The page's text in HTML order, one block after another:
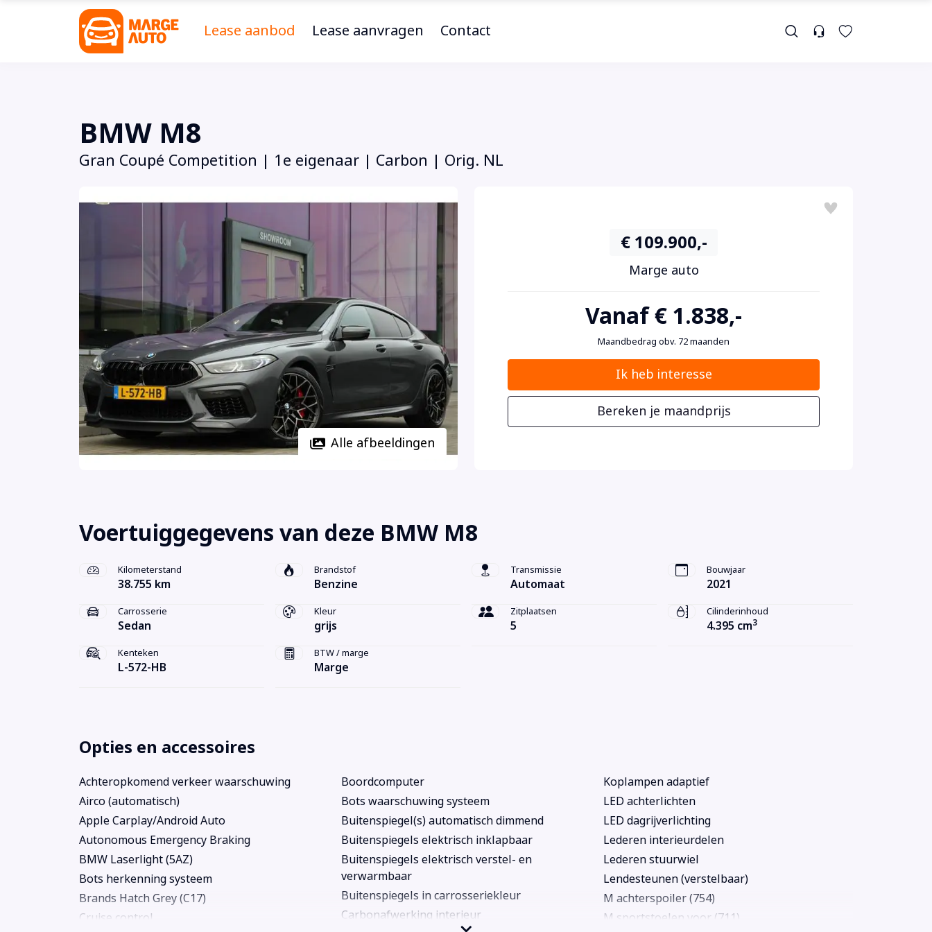
Lease aanbod Lease aanvragen Contact
BMW M8
Gran Coupé Competition | 1e eigenaar | Carbon | Orig. NL
Alle afbeeldingen
€ 109.900,-
Marge auto
Vanaf € 1.838,-
Maandbedrag obv. 72 maanden
Ik heb interesse
Bereken je maandprijs
Voertuiggegevens van deze BMW M8
Kilometerstand
38.755 km
Brandstof
Benzine
Transmissie
Automaat
Bouwjaar
2021
Carrosserie
Sedan
Kleur
grijs
Zitplaatsen
5
Cilinderinhoud
4.395 cm3
Kenteken
L-572-HB
BTW / marge
Marge
Opties en accessoires
Achteropkomend verkeer waarschuwing
Airco (automatisch)
Apple Carplay/Android Auto
Autonomous Emergency Braking
BMW Laserlight (5AZ)
Bots herkenning systeem
Brands Hatch Grey (C17)
Cruise control
Boordcomputer
Bots waarschuwing systeem
Buitenspiegel(s) automatisch dimmend
Buitenspiegels elektrisch inklapbaar
Buitenspiegels elektrisch verstel- en
verwarmbaar
Buitenspiegels in carrosseriekleur
Carbonafwerking interieur
Koplampen adaptief
LED achterlichten
LED dagrijverlichting
Lederen interieurdelen
Lederen stuurwiel
Lendesteunen (verstelbaar)
M achterspoiler (754)
M sportstoelen voor (711)